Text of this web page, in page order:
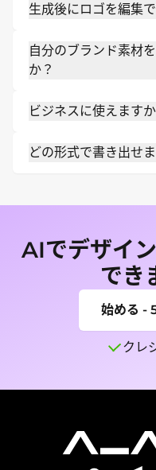
作成し、必要に応じ
生成後にロゴを編集
形、全体スタイルを
自分のブランド素材
か？
ラー、インスピレー
ビジネスに使えますか
商標や地域の要件を
どの形式で書き出せ
AIでデザイ
でき
始める -
クレ